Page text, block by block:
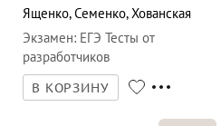
В КОРЗИНУ
4